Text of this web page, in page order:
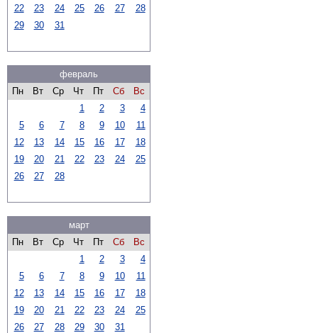
22
23 24 25 26 27
28
29
30 31
февраль
Пн
Вт Ср Чт Пт Сб
Вс
1
2 3
4
5
6 7 8 9 10
11
12
13 14 15 16 17
18
19
20 21 22 23 24
25
26
27 28
март
Пн
Вт Ср Чт Пт Сб
Вс
1
2 3
4
5
6 7 8 9 10
11
12
13 14 15 16 17
18
19
20 21 22 23 24
25
26
27 28 29 30 31